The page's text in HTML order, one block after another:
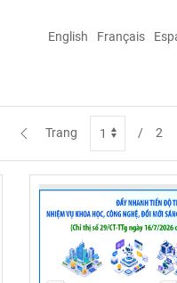
English Français
Trang / 2